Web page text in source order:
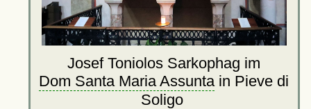
Josef Toniolos Sarkophag im
Dom Santa Maria Assunta in Pieve di
Soligo